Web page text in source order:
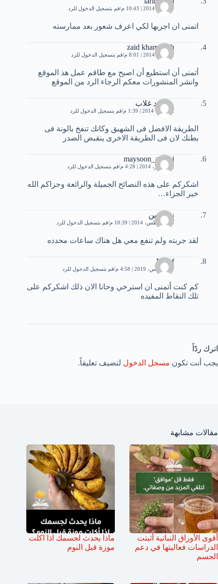
19 يناير، 2014 | 10:43 م قم بتسجيل الدخول للرد
اتمنى ان اجربها لكي اعرف شعور بعد ممارسته
zaid khamaiseh
22 يناير، 2014 | 8:01 م قم بتسجيل الدخول للرد
أتمنى أن استطيع أن اصبح مع طاقم عمل هذ الموقع
وانشر المنشورات معكم الرجاء الرد من الموقع
محمود غلاب
2 فبراير، 2014 | 1:39 م قم بتسجيل الدخول للرد
الطريقة الافضل فى الشهيق وكانك تنفخ بالونة فى
بطنك لان فى الطريقة الاخرى ينقبض الصدر
maysoon_alrawi
12 فبراير، 2014 | 4:28 م قم بتسجيل الدخول للرد
اشكركم على هذه النصائح الجميلة والرائعة وجزاكم الله
خير الجزاء…
نورالدين
25 أغسطس، 2014 | 10:39 م قم بتسجيل الدخول للرد
لقد جربته ولم تنفع معي هل هناك ساعات محدده
Majef
5 أغسطس، 2019 | 4:58 م قم بتسجيل الدخول للرد
كم كنت أتمنى ان استرخي وحانا الان ذلك اشكركم على
تلك النقاط المفيده
اترك ردّاً
يجب أنت تكون مسجل الدخول لتضيف تعليقاً.
مقالات مشابهة
أقوى الأوراق النباتية أثبتت
الدراسات فعاليتها في دعم
الجسم
ماذا يحدث لجسمك اذا اكلت
موزة قبل النوم